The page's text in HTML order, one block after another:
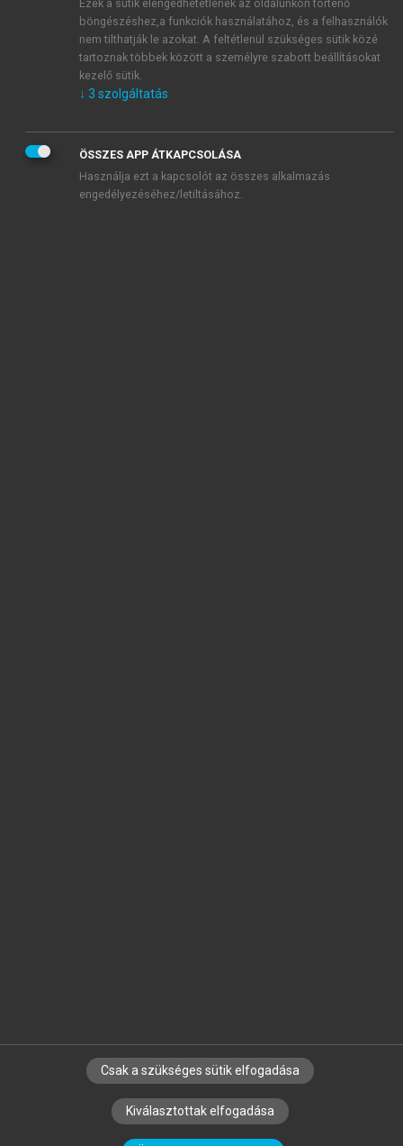
Általános vásárlási feltételeket, valamint a szotar.netés a
mersz.huoldalak licencszerződéseiben foglaltakat
tudomásul veszem és elfogadom.
KIPRÓBÁLOM
SZERZŐKNEK CÉGEKNEK KÖNYVTÁROSOKNAK
SZERKESZTÉSI ÉS LEKTORÁLÁSI ALAPELVEK
Ezek a sütik elengedhetetlenek az oldalunkon történő
böngészéshez,a funkciók használatához, és a felhasználók
nem tilthatják le azokat. A feltétlenül szükséges sütik közé
tartoznak többek között a személyre szabott beállításokat
kezelő sütik.
↓ 3 szolgáltatás
ÖSSZES APP ÁTKAPCSOLÁSA
Használja ezt a kapcsolót az összes alkalmazás
engedélyezéséhez/letiltásához.
Csak a szükséges sütik elfogadása
Kiválasztottak elfogadása